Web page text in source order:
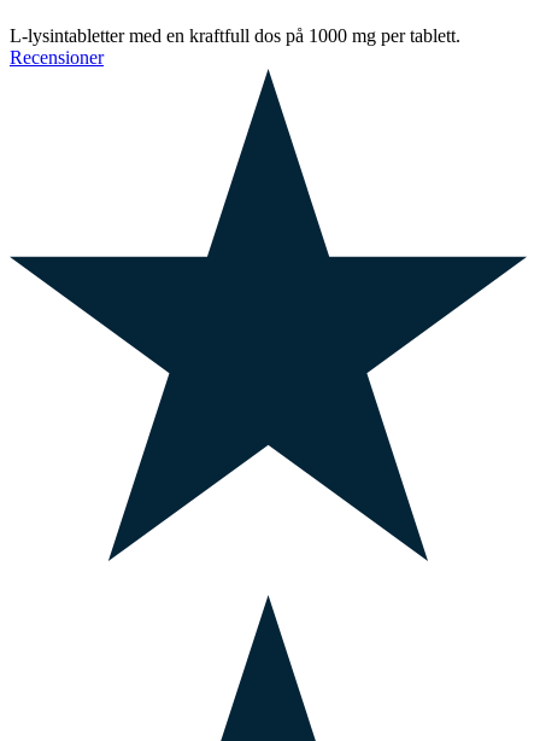
L-lysintabletter med en kraftfull dos på 1000 mg per tablett.
Recensioner